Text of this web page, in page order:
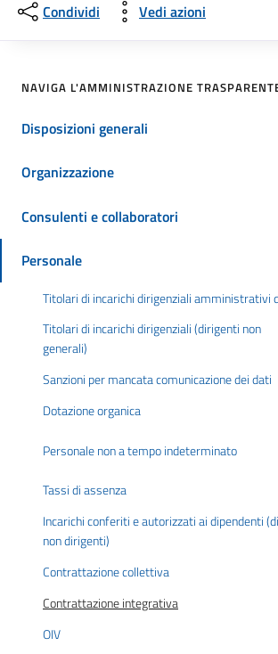
Condividi Vedi azioni
NAVIGA L'AMMINISTRAZIONE
Disposizioni generali
Organizzazione
Consulenti e collaboratori
Personale
Titolari di incarichi dirigenziali amministrativi
Titolari di incarichi dirigenziali (dirigenti non
generali)
Sanzioni per mancata comunicazione dei dati
Dotazione organica
Personale non a tempo indeterminato
Tassi di assenza
Incarichi conferiti e autorizzati ai dipendenti
non dirigenti)
Contrattazione collettiva
Contrattazione integrativa
OIV